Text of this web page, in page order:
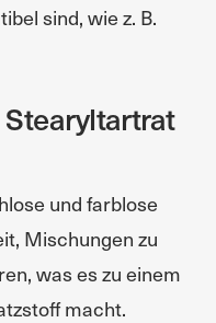
sind, wie z. B.
und farblose
Mischungen zu
was es zu einem
macht.